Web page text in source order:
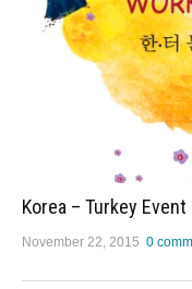
Korea – Turkey
November 22, 2015 0